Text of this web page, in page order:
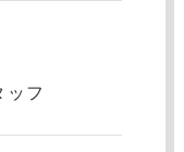
ッフ